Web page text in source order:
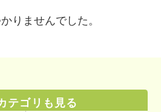
りませんでした。
テゴリも見る